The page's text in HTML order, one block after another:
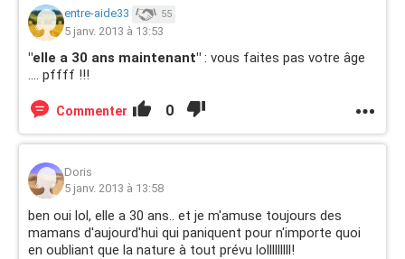
entre-aide33 55
5 janv. 2013 à 13:53
"elle a 30 ans maintenant" : vous faites pas votre âge
.... pffff !!!
Commenter 0
Doris
5 janv. 2013 à 13:58
ben oui lol, elle a 30 ans.. et je m'amuse toujours des
mamans d'aujourd'hui qui paniquent pour n'importe quoi
en oubliant que la nature à tout prévu lolllllllll!